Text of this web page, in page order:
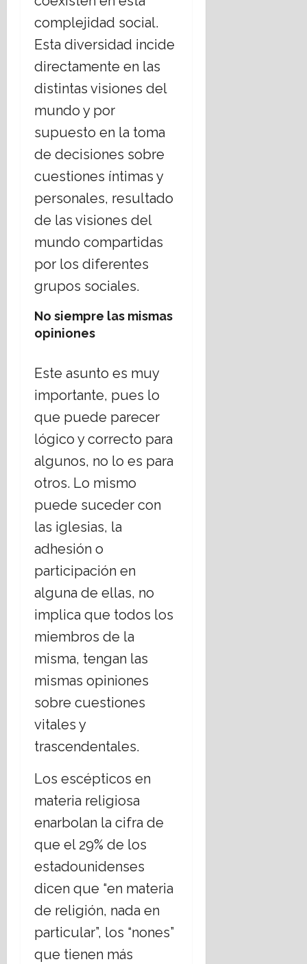
complejidad social.
Esta diversidad incide
directamente en las
distintas visiones del
mundo y por
supuesto en la toma
de decisiones sobre
cuestiones íntimas y
personales, resultado
de las visiones del
mundo compartidas
por los diferentes
grupos sociales.
No siempre las mismas
opiniones
Este asunto es muy
importante, pues lo
que puede parecer
lógico y correcto para
algunos, no lo es para
otros. Lo mismo
puede suceder con
las iglesias, la
adhesión o
participación en
alguna de ellas, no
implica que todos los
miembros de la
misma, tengan las
mismas opiniones
sobre cuestiones
vitales y
trascendentales.
Los escépticos en
materia religiosa
enarbolan la cifra de
que el 29% de los
estadounidenses
dicen que “en materia
de religión, nada en
particular”, los “nones”
que tienen más